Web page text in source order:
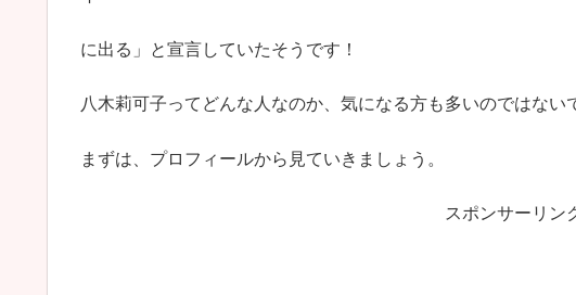
に出る」と宣言していたそうです！
八木莉可子ってどんな人なのか、気になる方も多いのではない
まずは、プロフィールから見ていきましょう。
スポンサーリン